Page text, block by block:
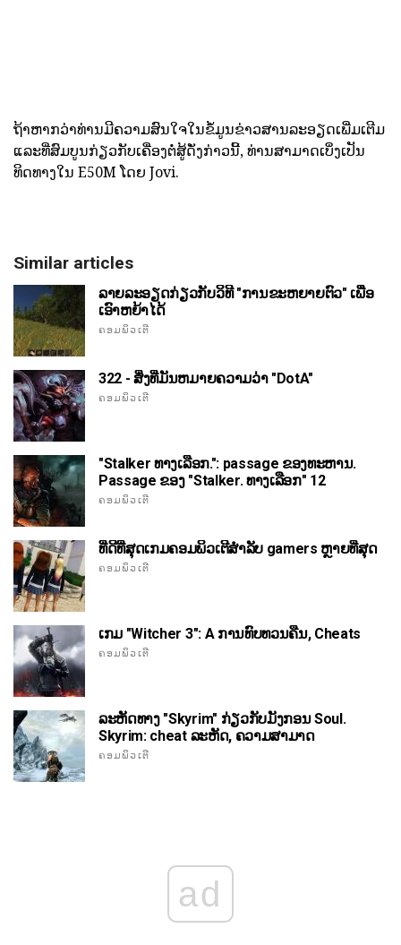
ຖ້າຫາກວ່າທ່ານມີຄວາມສົນໃຈໃນຂໍ້ມູນຂ່າວສານລະອຽດເພີ່ມເຕີມ
ແລະທີ່ສົມບູນກ່ຽວກັບເຄື່ອງຕໍ່ສູ້ດັ່ງກ່າວນີ້, ທ່ານສາມາດເບິ່ງເປັນ
ທິດທາງໃນ E50M ໂດຍ Jovi.
Similar articles
ລາຍລະອຽດກ່ຽວກັບວິທີ "ການຂະຫຍາຍຕົວ" ເພື່ອ
ເອົາຫຍ້າໄດ້
ຄອມພິວເຕີ
322 - ສິ່ງທີ່ມັນຫມາຍຄວາມວ່າ "DotA"
ຄອມພິວເຕີ
"Stalker ທາງເລືອກ.": passage ຂອງທະຫານ.
Passage ຂອງ "Stalker. ທາງເລືອກ" 12
ຄອມພິວເຕີ
ທີ່ດີທີ່ສຸດເກມຄອມພິວເຕີສໍາລັບ gamers ຫຼາຍທີ່ສຸດ
ຄອມພິວເຕີ
ເກມ "Witcher 3": A ການທົບທວນຄືນ, Cheats
ຄອມພິວເຕີ
ລະຫັດທາງ "Skyrim" ກ່ຽວກັບມັງກອນ Soul.
Skyrim: cheat ລະຫັດ, ຄວາມສາມາດ
ຄອມພິວເຕີ
ad